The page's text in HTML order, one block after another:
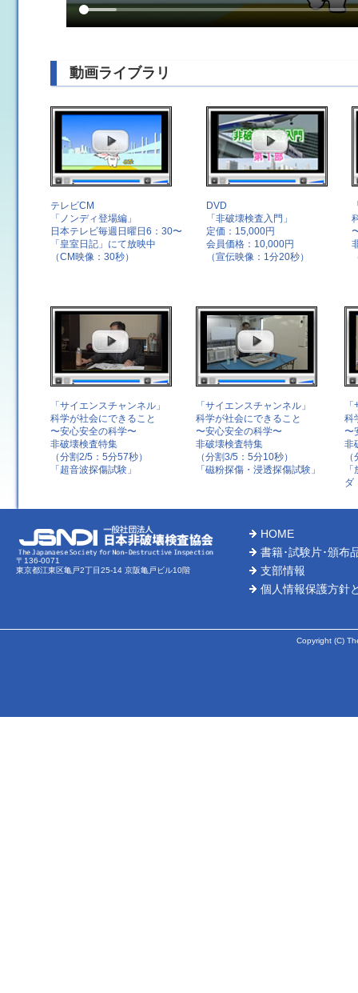
動画ライブラリ
テレビCM
「ノンディ登場編」
日本テレビ毎週日曜日6：30〜
「皇室日記」にて放映中
（CM映像：30秒）
DVD
「非破壊検査入門」
定価：15,000円
会員価格：10,000円
（宣伝映像：1分20秒）
「サイエンスチャンネル」
科学が社会にできること
〜安心安全の科学〜
非破壊検査特集
（分割2/5：5分57秒）
「超音波探傷試験」
「サイエンスチャンネル」
科学が社会にできること
〜安心安全の科学〜
非破壊検査特集
（分割3/5：5分10秒）
「磁粉探傷・浸透探傷試験」
科
〜
非
ダ
〒136-0071
東京都江東区亀戸2丁目25-14 京阪亀戸ビル10階
HOME
書籍･試験片･頒布
支部情報
個人情報保護方針
Copyright (C)